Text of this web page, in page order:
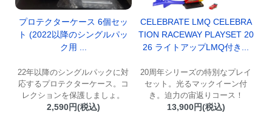
プロテクターケース 6個セッ
ト (2022以降のシングルパッ
ク用 ...
22年以降のシングルパックに対
応するプロテクターケース。コ
レクションを保護しましょ。
2,590円(税込)
CELEBRATE LMQ CELEBRA
TION RACEWAY PLAYSET 20
26 ライトアップLMQ付き...
20周年シリーズの特別なプレイ
セット。光るマックイーン付
き。迫力の宙返りコース！
13,900円(税込)